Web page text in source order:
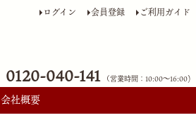
ログイン 会員登録 ご利用ガイド
0120-040-141 （営業時間：10:00〜16:00)
会社概要